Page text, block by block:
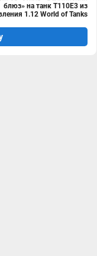
блюз» на танк T110E3 из
1.12 World of Tanks